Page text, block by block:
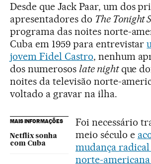
Desde que Jack Paar, um dos
apresentadores do The Tonight
programa das noites norte-
Cuba em 1959 para entrevistar
jovem Fidel Castro, nenhum
dos numerosos late nightque
noites da televisão norte-
voltado a gravar na ilha.
MAIS INFORMAÇÕES
Netflix sonha
com Cuba
Foi necessário
meio século e
mudança
norte-americana